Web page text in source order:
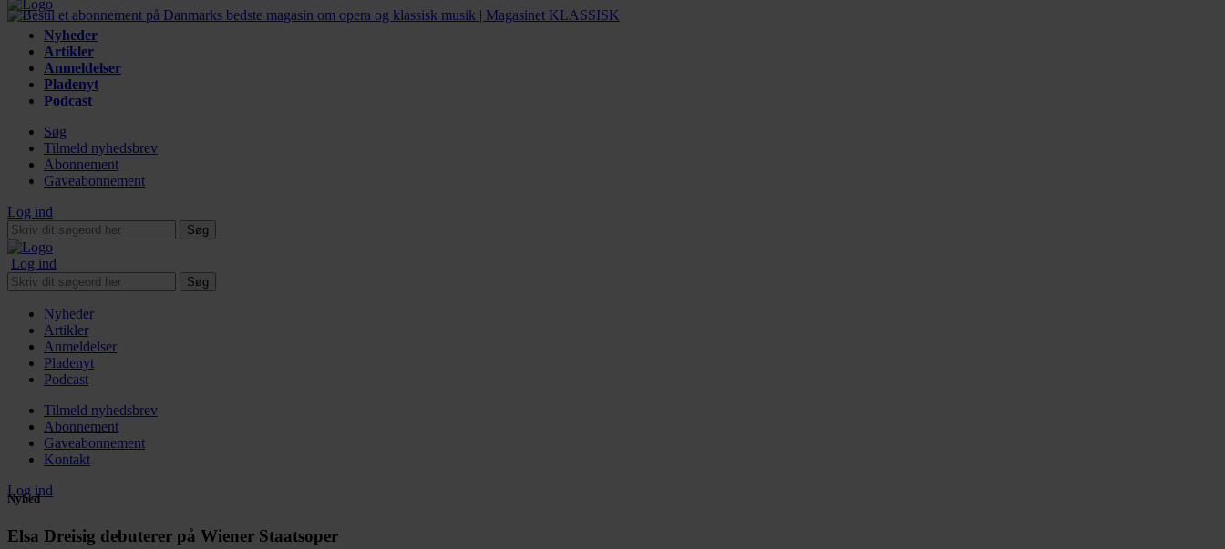
Nyheder
Artikler
Anmeldelser
Pladenyt
Podcast
Søg
Tilmeld nyhedsbrev
Abonnement
Gaveabonnement
Log ind
Søg
Log ind
Søg
Nyheder
Artikler
Anmeldelser
Pladenyt
Podcast
Tilmeld nyhedsbrev
Abonnement
Gaveabonnement
Kontakt
Log ind
Nyhed
Elsa Dreisig debuterer på Wiener Staatsoper